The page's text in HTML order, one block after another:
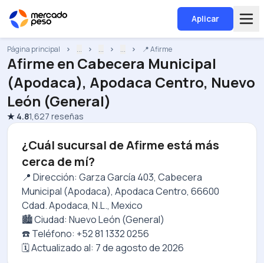
Aplicar
Página principal ... ... ... 📍 Afirme
Afirmeen Cabecera Municipal
(Apodaca), Apodaca Centro, Nuevo
León (General)
★ 4.81,627 reseñas
¿Cuál sucursal de Afirme está más
cerca de mí?
📍 Dirección: Garza García 403, Cabecera
Municipal (Apodaca), Apodaca Centro, 66600
Cdad. Apodaca, N.L., Mexico
🏙️ Ciudad: Nuevo León (General)
☎️ Teléfono: +52 81 1332 0256
🗓️ Actualizado al: 7 de agosto de 2026